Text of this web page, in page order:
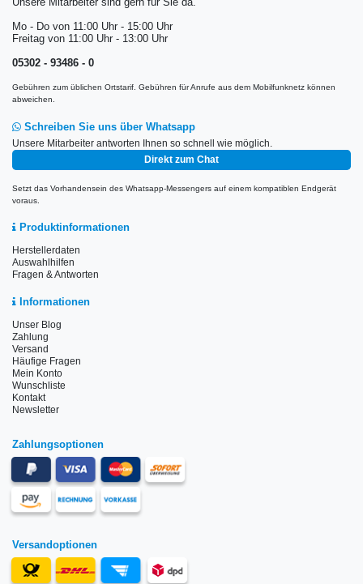
Unsere Mitarbeiter sind gern für Sie da.
Mo - Do von 11:00 Uhr - 15:00 Uhr
Freitag von 11:00 Uhr - 13:00 Uhr
05302 - 93486 - 0
Gebühren zum üblichen Ortstarif. Gebühren für Anrufe aus dem Mobilfunknetz können
abweichen.
Schreiben Sie uns über Whatsapp
Unsere Mitarbeiter antworten Ihnen so schnell wie möglich.
Direkt zum Chat
Setzt das Vorhandensein des Whatsapp-Messengers auf einem kompatiblen Endgerät
voraus.
Produktinformationen
Herstellerdaten
Auswahlhilfen
Fragen & Antworten
Informationen
Unser Blog
Zahlung
Versand
Häufige Fragen
Mein Konto
Wunschliste
Kontakt
Newsletter
Zahlungsoptionen
Versandoptionen